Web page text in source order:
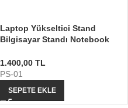
Laptop Yükseltici Stand
Bilgisayar Standı Notebook
1.400,00 TL
PS-01
SEPETE EKLE